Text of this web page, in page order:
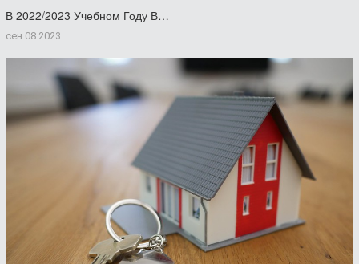
В 2022/2023 Учебном Году В…
сен 08 2023